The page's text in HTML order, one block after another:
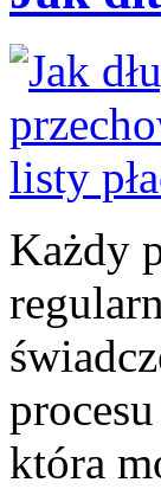
Każdy
która